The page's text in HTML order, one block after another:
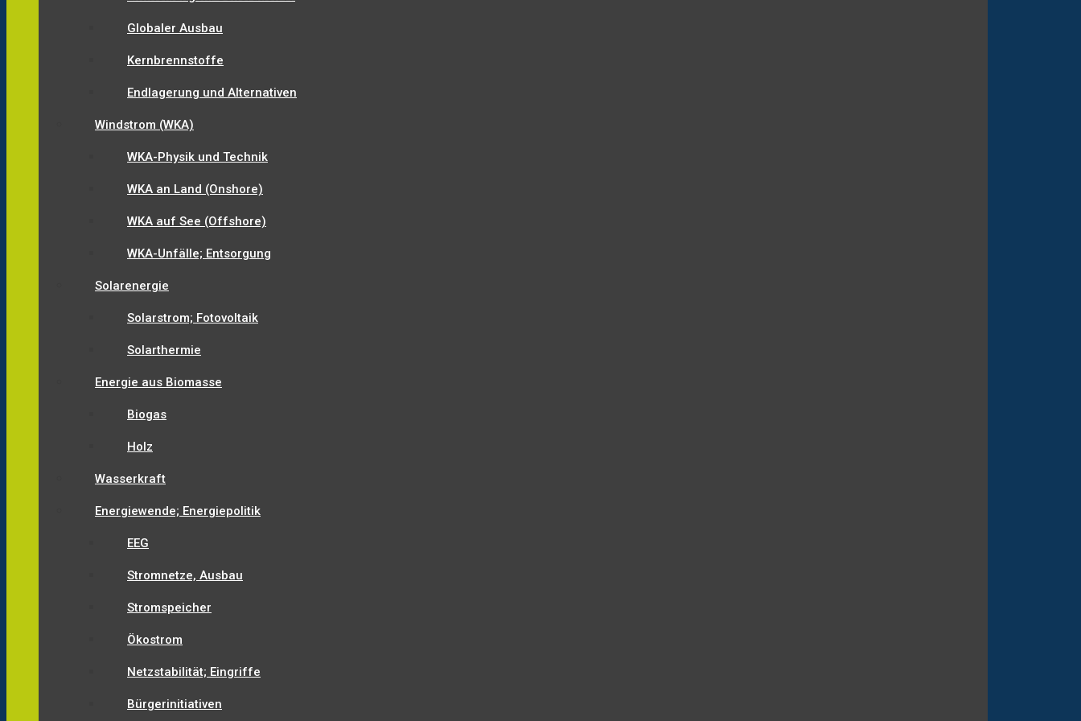
Globaler Ausbau
Kernbrennstoffe
Endlagerung und Alternativen
Windstrom (WKA)
WKA-Physik und Technik
WKA an Land (Onshore)
WKA auf See (Offshore)
WKA-Unfälle; Entsorgung
Solarenergie
Solarstrom; Fotovoltaik
Solarthermie
Energie aus Biomasse
Biogas
Holz
Wasserkraft
Energiewende; Energiepolitik
EEG
Stromnetze, Ausbau
Stromspeicher
Ökostrom
Netzstabilität; Eingriffe
Bürgerinitiativen